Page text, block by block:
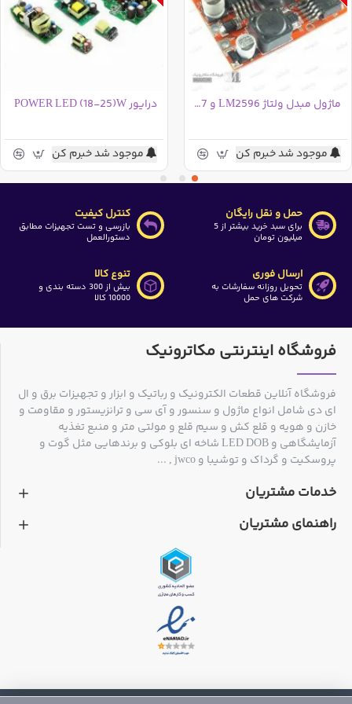
هنگام انتخاب آداپتور در نظر داشته باشید که جریان مشخص شده
برای محصول جریان نامی آن می باشد و در صورتی که شما قصد دارید از
آداپتور جهت مصارفی استفاده نمایید که در آن لازم است آداپتور
چندین ساعت روشن بماند، 75% از جریان نامی را به عنوان جریان آداپتور
در صورتی که شما جریان بیشتری از آن بکشید ممکن است دچار خرابی
گردد
کالای فوق پیش از ارسال تست خواهد گردید
ماژول مبدل ولتاژ LM2596 و LM2577
موجود شد خبرم کن
درایور POWER LED (18-25)W
موجود شد خبرم کن
حمل و نقل رایگان
برای سبد خرید بیشتر از 5
میلیون تومان
کنترل کیفیت
بازرسی و تست تجهیزات مطابق
دستورالعمل
ارسال فوری
تحویل روزانه سفارشات به
شرکت های حمل
تنوع کالا
بیش از 300 دسته بندی و
10000 کالا
فروشگاه اینترنتی مکاترونیک
فروشگاه آنلاین قطعات الکترونیک و رباتیک و ابزار و تجهیزات برق و ال
ای دی شامل انواع ماژول و سنسور و آی سی و ترانزیستور و مقاومت و
خازن و هویه و قلع کش و سیم قلع و مولتی متر و منبع تغذیه
آزمایشگاهی و LED DOB شاخه ای بلوکی و برندهایی مثل گوت و
پروسکیت و گرداک و توشیبا و jwco , ...
خدمات مشتریان
راهنمای مشتریان